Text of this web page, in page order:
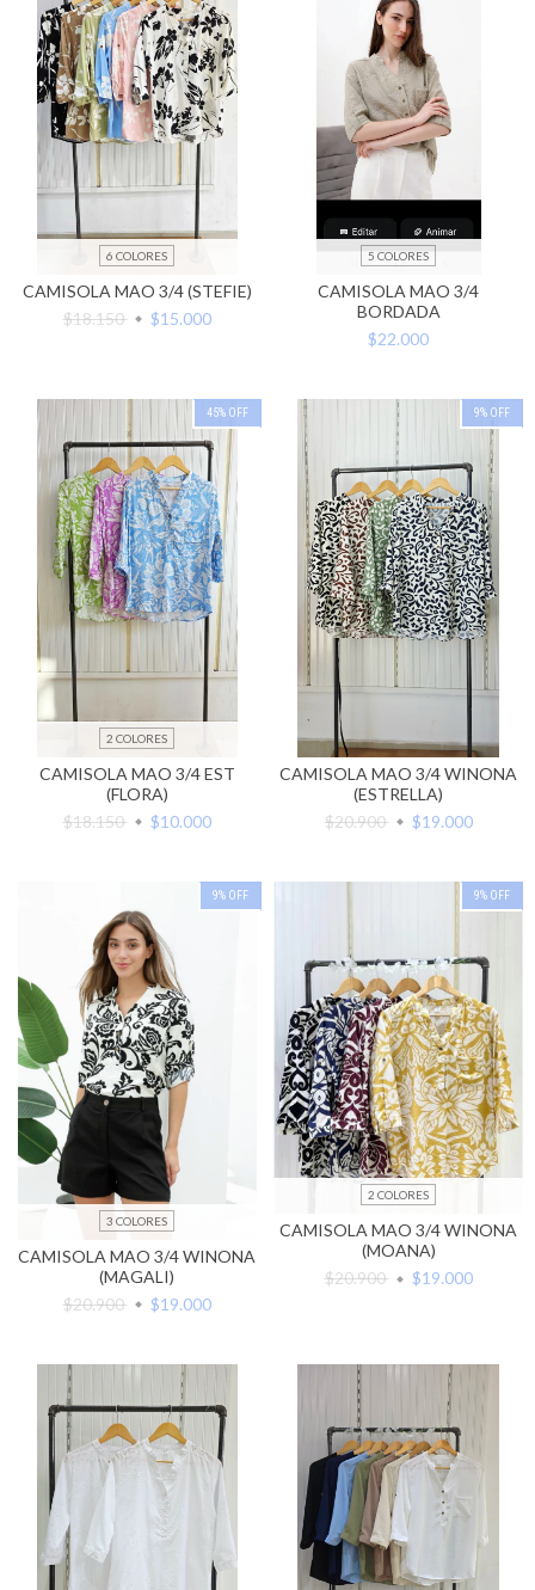
6 COLORES
CAMISOLA MAO 3/4 (STEFIE)
$18.150
$15.000
5 COLORES
CAMISOLA MAO 3/4
BORDADA
$22.000
45% OFF
2 COLORES
CAMISOLA MAO 3/4 EST
(FLORA)
$18.150
$10.000
9% OFF
CAMISOLA MAO 3/4 WINONA
(ESTRELLA)
$20.900
$19.000
9% OFF
3 COLORES
CAMISOLA MAO 3/4 WINONA
(MAGALI)
$20.900
$19.000
9% OFF
2 COLORES
CAMISOLA MAO 3/4 WINONA
(MOANA)
$20.900
$19.000